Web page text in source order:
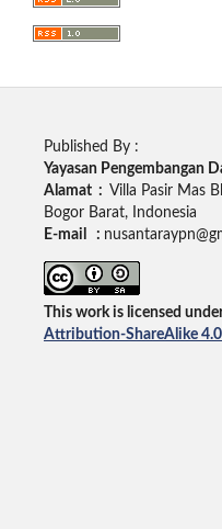
Published By :
Yayasan Pengembangan
Alamat : Villa Pasir Mas
Bogor Barat, Indonesia
E-mail :
This work is licensed
Attribution-ShareAlike